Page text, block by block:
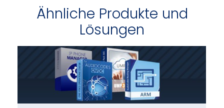
Ähnliche Produkte und
Lösungen